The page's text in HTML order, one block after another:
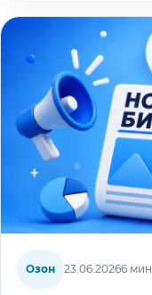
Озон 23.06.20266 мин